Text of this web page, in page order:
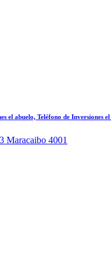
el abuelo, Teléfono de Inversiones
Maracaibo 4001